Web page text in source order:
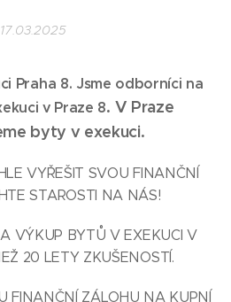
17.03.2025
Praha 8. Jsme odborníci na
v Praze 8. V Praze
byty v exekuci.
VYŘEŠIT SVOU FINANČNÍ
STAROSTI NA NÁS!
VÝKUP BYTŮ V EXEKUCI V
20 LETY ZKUŠENOSTÍ.
FINANČNÍ ZÁLOHU NA KUPNÍ